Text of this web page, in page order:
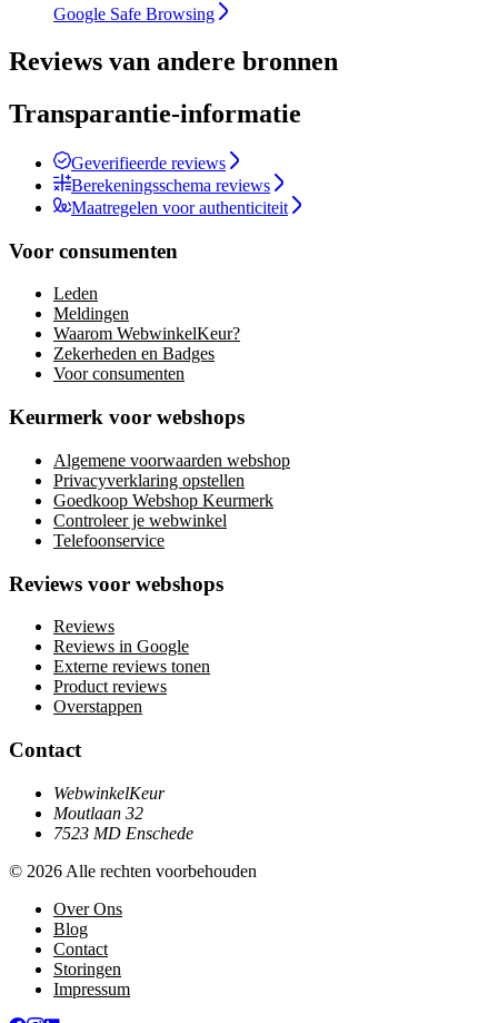
Google Safe Browsing
Reviews van andere bronnen
Transparantie-informatie
Geverifieerde reviews
Berekeningsschema reviews
Maatregelen voor authenticiteit
Voor consumenten
Leden
Meldingen
Waarom WebwinkelKeur?
Zekerheden en Badges
Voor consumenten
Keurmerk voor webshops
Algemene voorwaarden webshop
Privacyverklaring opstellen
Goedkoop Webshop Keurmerk
Controleer je webwinkel
Telefoonservice
Reviews voor webshops
Reviews
Reviews in Google
Externe reviews tonen
Product reviews
Overstappen
Contact
WebwinkelKeur
Moutlaan 32
7523 MD Enschede
© 2026 Alle rechten voorbehouden
Over Ons
Blog
Contact
Storingen
Impressum